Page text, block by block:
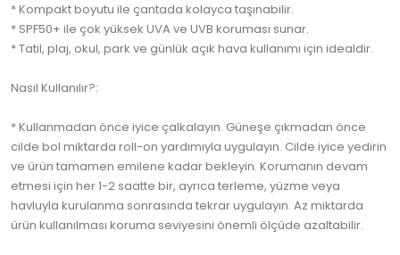
* Kompakt boyutu ile çantada kolayca taşınabilir.
* SPF50+ ile çok yüksek UVA ve UVB koruması sunar.
* Tatil, plaj, okul, park ve günlük açık hava kullanımı için idealdir.
Nasıl Kullanılır?:
* Kullanmadan önce iyice çalkalayın. Güneşe çıkmadan önce
cilde bol miktarda roll-on yardımıyla uygulayın. Cilde iyice yedirin
ve ürün tamamen emilene kadar bekleyin. Korumanın devam
etmesi için her 1-2 saatte bir, ayrıca terleme, yüzme veya
havluyla kurulanma sonrasında tekrar uygulayın. Az miktarda
ürün kullanılması koruma seviyesini önemli ölçüde azaltabilir.